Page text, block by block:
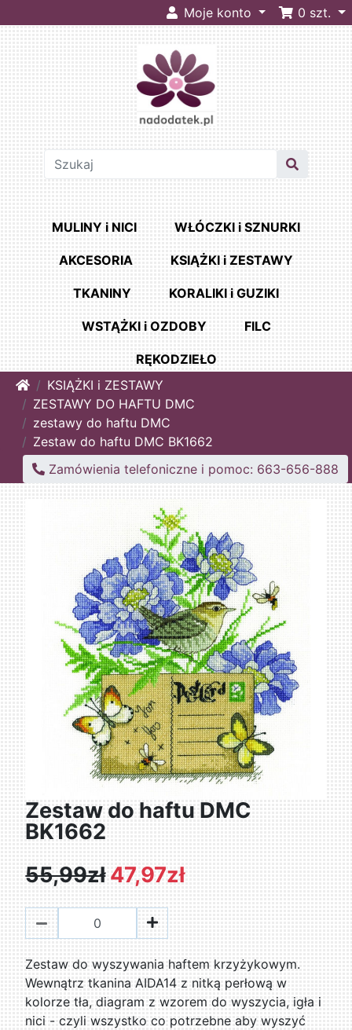
Moje konto 0 szt.
MULINY i NICI WŁÓCZKI i SZNURKI
AKCESORIA KSIĄŻKI i ZESTAWY
TKANINY KORALIKI i GUZIKI
WSTĄŻKI i OZDOBY FILC
RĘKODZIEŁO
HomeKSIĄŻKI i ZESTAWY
ZESTAWY DO HAFTU DMC
zestawy do haftu DMC
Zestaw do haftu DMC BK1662
Zamówienia telefoniczne i pomoc: 663-656-888
Zestaw do haftu DMC
BK1662
55,99zł 47,97zł
Zestaw do wyszywania haftem krzyżykowym.
Wewnątrz tkanina AIDA14 z nitką perłową w
kolorze tła, diagram z wzorem do wyszycia, igła i
nici - czyli wszystko co potrzebne aby wyszyć